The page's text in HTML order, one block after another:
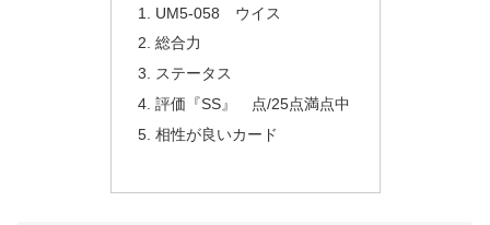
UM5-058 ウイス
総合力
ステータス
評価『SS』 点/25点満点中
相性が良いカード